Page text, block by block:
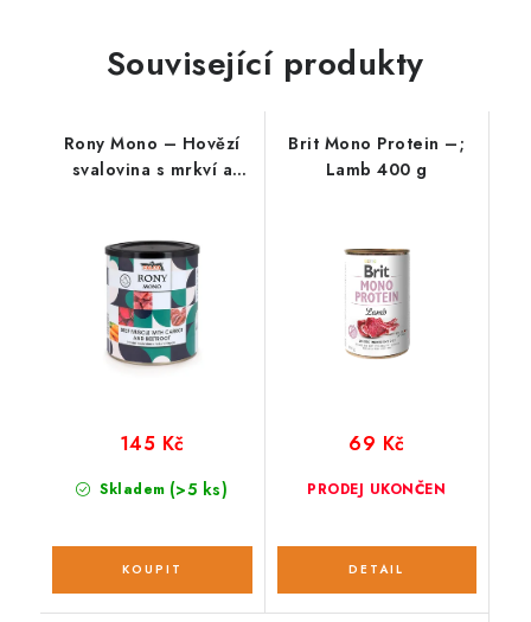
Související produkty
Rony Mono – Hovězí
svalovina s mrkví a
Skladem (>5 ks)
145 Kč
Brit Mono Protein –;
Lamb 400 g
PRODEJ UKONČEN
69 Kč